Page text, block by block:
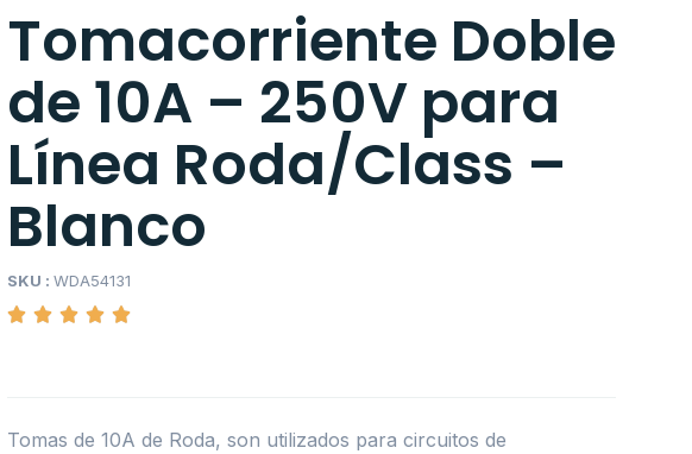
Tomacorriente Doble
de 10A – 250V para
Línea Roda/Class –
Blanco
SKU : WDA54131
Tomas de 10A de Roda, son utilizados para circuitos de